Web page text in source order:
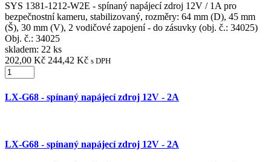
SYS 1381-1212-W2E - spínaný napájecí zdroj 12V / 1A pro
bezpečnostní kameru, stabilizovaný, rozměry: 64 mm (D), 45 mm
(Š), 30 mm (V), 2 vodičové zapojení - do zásuvky (obj. č.: 34025)
Obj. č.: 34025
skladem: 22 ks
202,00 Kč 244,42 Kč s DPH
LX-G68 - spínaný napájecí zdroj 12V - 2A
LX-G68 - spínaný napájecí zdroj 12V - 2A